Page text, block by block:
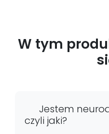
W tym
Jestem
czyli jaki?